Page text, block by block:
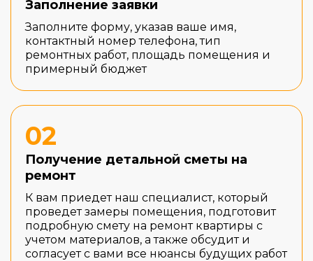
Заполнение заявки
Заполните форму, указав ваше имя,
контактный номер телефона, тип
ремонтных работ, площадь помещения и
примерный бюджет
02
Получение детальной сметы на
ремонт
К вам приедет наш специалист, который
проведет замеры помещения, подготовит
подробную смету на ремонт квартиры с
учетом материалов, а также обсудит и
согласует с вами все нюансы будущих работ